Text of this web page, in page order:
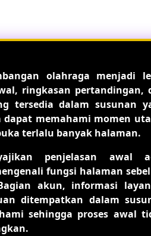
olahraga menjadi
ringkasan pertandingan,
tersedia dalam susunan
dapat memahami momen
terlalu banyak halaman.
penjelasan awal
fungsi halaman
akun, informasi
ditempatkan dalam
sehingga proses awal